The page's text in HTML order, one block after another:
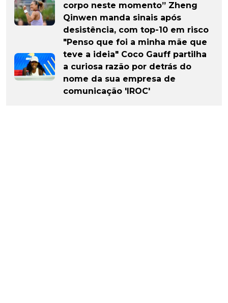
corpo neste momento” Zheng
Qinwen manda sinais após
desistência, com top-10 em risco
"Penso que foi a minha mãe que
teve a ideia" Coco Gauff partilha
a curiosa razão por detrás do
nome da sua empresa de
comunicação 'IROC'